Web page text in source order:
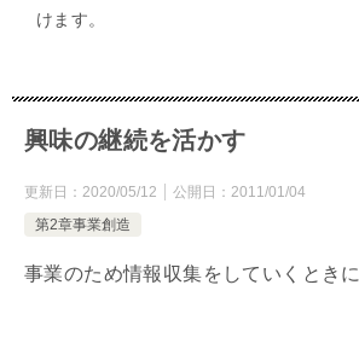
けます。
興味の継続を活かす
更新日： 2020/05/12 公開日： 2011/01/04
第2章事業創造
事業のため情報収集をしていくときに